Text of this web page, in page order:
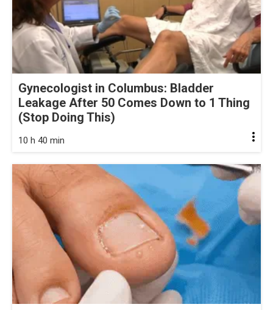
Gynecologist in Columbus: Bladder
Leakage After 50 Comes Down to 1 Thing
(Stop Doing This)
10 h 40 min